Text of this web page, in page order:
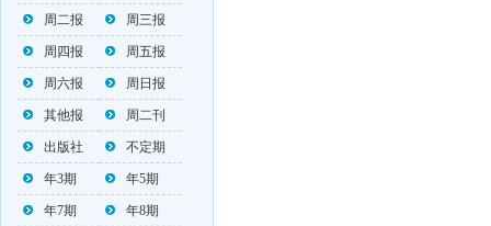
周二报 周三报
周四报 周五报
周六报 周日报
其他报 周二刊
出版社 不定期
年3期 年5期
年7期 年8期